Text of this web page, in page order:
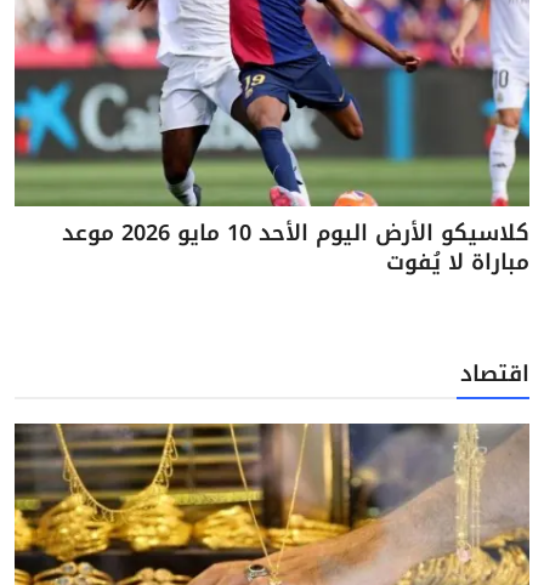
كلاسيكو الأرض اليوم الأحد 10 مايو 2026 موعد
مباراة لا يُفوت
اقتصاد